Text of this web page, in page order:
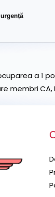
a 1
membri CA,